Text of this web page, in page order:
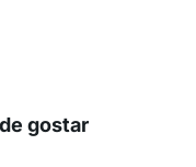
gostar